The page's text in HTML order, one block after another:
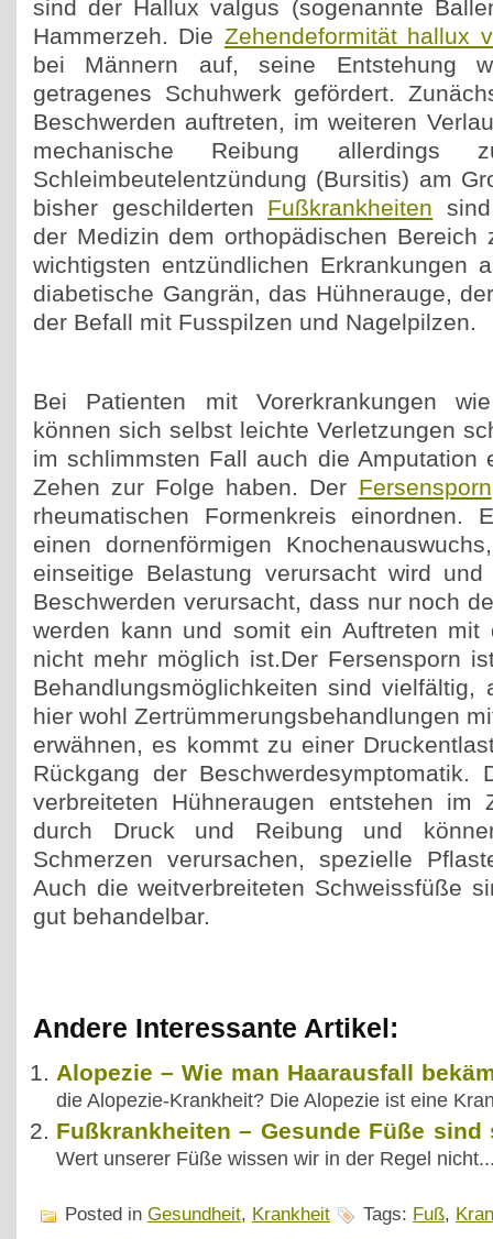
sind der Hallux valgus (sogenannte
Hammerzeh. Die Zehendeformität hallux
bei Männern auf, seine Entstehung
getragenes Schuhwerk gefördert.
Beschwerden auftreten, im weiteren
mechanische Reibung allerdings
Schleimbeutelentzündung (Bursitis) am
bisher geschilderten Fußkrankheiten
der Medizin dem orthopädischen Bereich
wichtigsten entzündlichen Erkrankungen
diabetische Gangrän, das Hühnerauge,
der Befall mit Fusspilzen und Nagelpilzen.
Bei Patienten mit Vorerkrankungen
können sich selbst leichte Verletzungen
im schlimmsten Fall auch die Amputation
Zehen zur Folge haben. Der Fersensporn
rheumatischen Formenkreis einordnen.
einen dornenförmigen
einseitige Belastung verursacht wird
Beschwerden verursacht, dass nur noch
werden kann und somit ein Auftreten mit
nicht mehr möglich ist.Der Fersensporn
Behandlungsmöglichkeiten sind vielfältig,
hier wohl Zertrümmerungsbehandlungen
erwähnen, es kommt zu einer
Rückgang der Beschwerdesymptomatik.
verbreiteten Hühneraugen entstehen im
durch Druck und Reibung und
Schmerzen verursachen, spezielle
Auch die weitverbreiteten Schweissfüße
gut behandelbar.
Andere Interessante Artikel:
Alopezie – Wie man Haarausfall
die Alopezie-Krankheit? Die Alopezie ist eine
Fußkrankheiten – Gesunde Füße sind
Wert unserer Füße wissen wir in der Regel
Posted in Gesundheit, Krankheit Tags: Fuß,